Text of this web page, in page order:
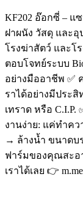
KF202 อ๊อกซี่ –
ฝาผนัง วัสดุ และ
โรงฆ่าสัตว์ และโ
ตอบโจทย์ระบบ
อย่างมืออาชีพ ✅
ราได้อย่างมีประ
เทราด หรือ C.I.P.
งานง่าย: แค่ทำค
→ ล้างน้ำ ขนาดบ
ฟาร์มของคุณสะอ
เราได้เลย 👉